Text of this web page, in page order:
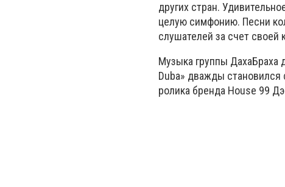
других стран.
целую симфонию. Песни
слушателей за счет своей
Музыка группы ДахаБраха
Duba» дважды становился
ролика бренда House 99